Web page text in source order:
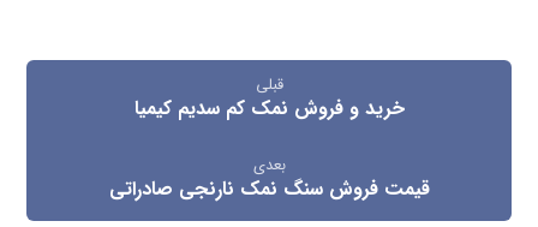
قبلی
خرید و فروش نمک کم سدیم کیمیا
بعدی
قیمت فروش سنگ نمک نارنجی صادراتی